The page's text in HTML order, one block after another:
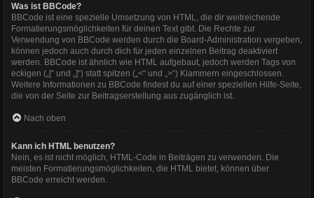
Was ist BBCode?
BBCode ist eine spezielle Umsetzung von HTML, die dir weitreichende
Formatierungsmöglichkeiten für deinen Text gibt. Die Rechte zur
Verwendung von BBCode werden durch die Board-Administration vergeben,
können jedoch auch durch dich für jeden einzelnen Beitrag deaktiviert
werden. BBCode ist ähnlich wie HTML aufgebaut, jedoch werden Tags von
eckigen („[“ und „]“) statt spitzen („<“ und „>“) Klammern eingeschlossen.
Weitere Informationen zu BBCode findest du auf einer speziellen Hilfe-Seite,
die von der Seite zur Beitragserstellung aus zugänglich ist.
Nach oben
Kann ich HTML benutzen?
Nein, es ist nicht möglich, HTML-Code in Beiträgen zu verwenden. Die
meisten Formatierungsmöglichkeiten, die HTML bietet, können über
BBCode erreicht werden.